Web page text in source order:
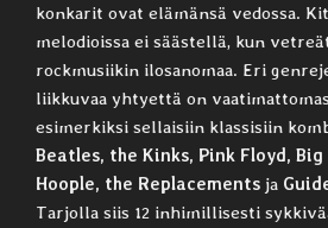
konkarit ovat elämänsä vedossa.
melodioissa ei säästellä, kun
rockmusiikin ilosanomaa. Eri
liikkuvaa yhtyettä on
esimerkiksi sellaisiin klassisiin
Beatles, the Kinks, Pink Floyd,
Hoople, the Replacements ja
Tarjolla siis 12 inhimillisesti